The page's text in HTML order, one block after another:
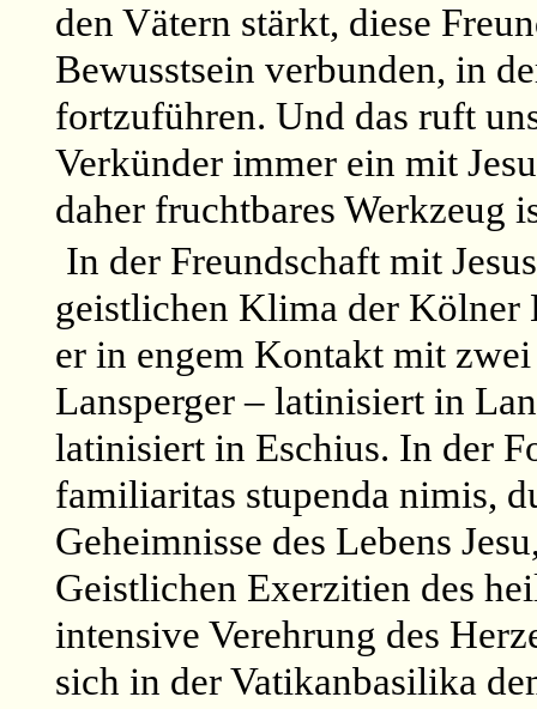
den Vätern stärkt, diese
Bewusstsein verbunden, in
fortzuführen. Und das ruft
Verkünder immer ein mit
daher fruchtbares Werkzeug
In der Freundschaft mit
geistlichen Klima der Kölner
er in engem Kontakt mit
Lansperger – latinisiert in
latinisiert in Eschius. In der
familiaritas stupenda nimis,
Geheimnisse des Lebens
Geistlichen Exerzitien des
intensive Verehrung des
sich in der Vatikanbasilika